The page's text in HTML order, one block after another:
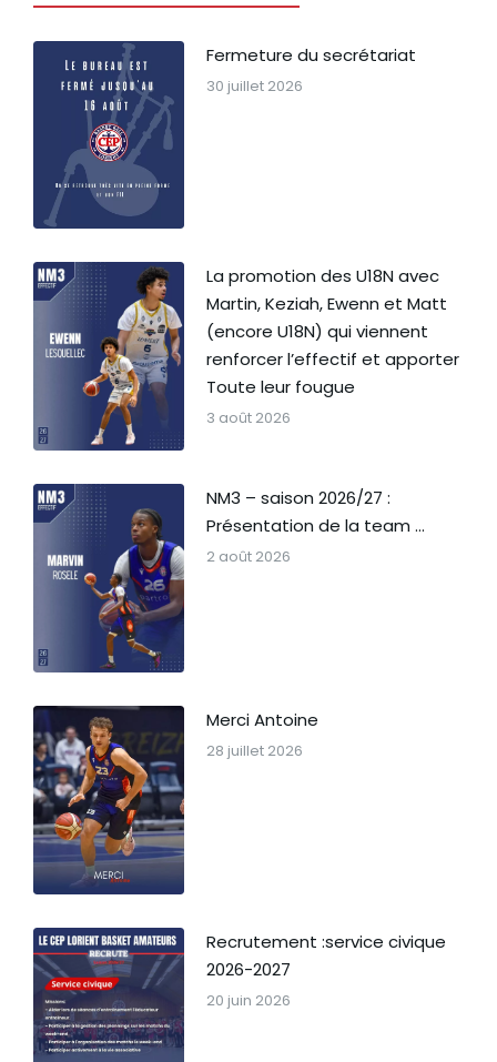
Fermeture du secrétariat
30 juillet 2026
La promotion des U18N avec
Martin, Keziah, Ewenn et Matt
(encore U18N) qui viennent
renforcer l’effectif et apporter
Toute leur fougue
3 août 2026
NM3 – saison 2026/27 :
Présentation de la team …
2 août 2026
Merci Antoine
28 juillet 2026
Recrutement :service civique
2026-2027
20 juin 2026